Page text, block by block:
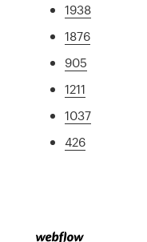
1938
1876
905
1211
1037
426